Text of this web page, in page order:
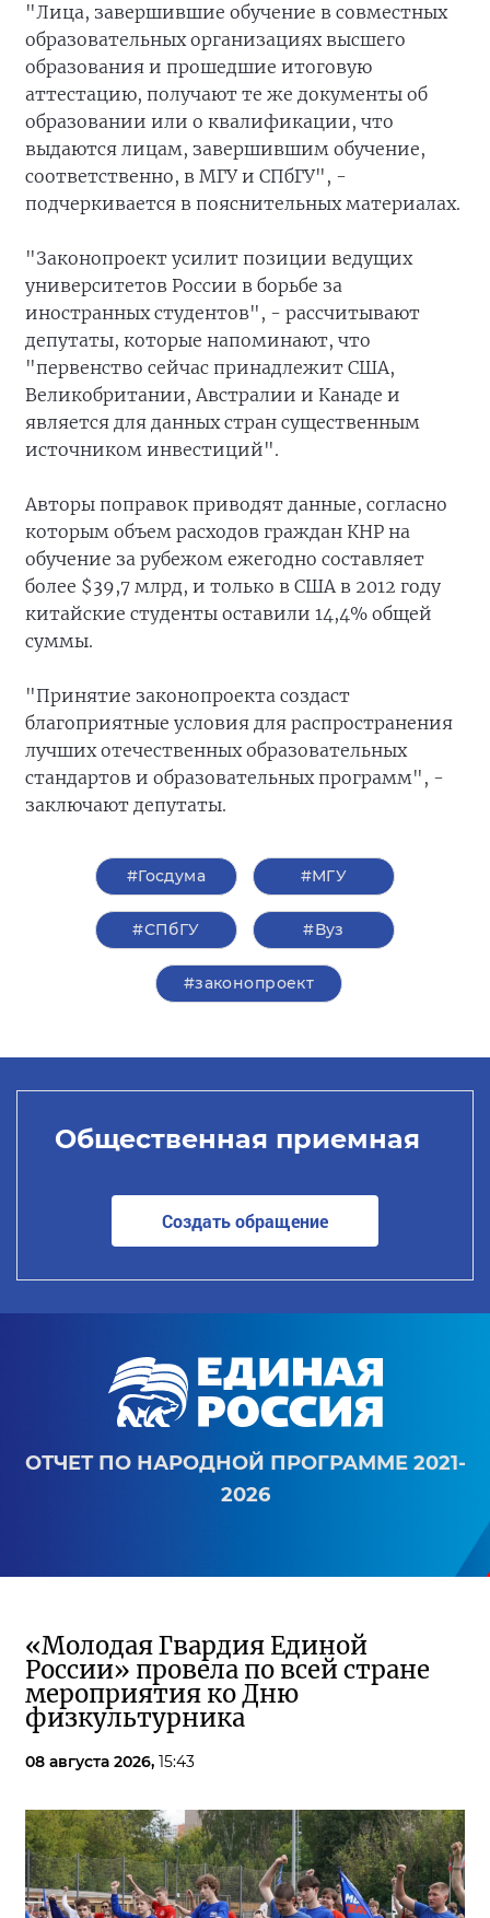
"Лица, завершившие обучение в совместных
образовательных организациях высшего
образования и прошедшие итоговую
аттестацию, получают те же документы об
образовании или о квалификации, что
выдаются лицам, завершившим обучение,
соответственно, в МГУ и СПбГУ", -
подчеркивается в пояснительных материалах.
"Законопроект усилит позиции ведущих
университетов России в борьбе за
иностранных студентов", - рассчитывают
депутаты, которые напоминают, что
"первенство сейчас принадлежит США,
Великобритании, Австралии и Канаде и
является для данных стран существенным
источником инвестиций".
Авторы поправок приводят данные, согласно
которым объем расходов граждан КНР на
обучение за рубежом ежегодно составляет
более $39,7 млрд, и только в США в 2012 году
китайские студенты оставили 14,4% общей
суммы.
"Принятие законопроекта создаст
благоприятные условия для распространения
лучших отечественных образовательных
стандартов и образовательных программ", -
заключают депутаты.
#Госдума #МГУ
#СПбГУ #Вуз
#законопроект
Общественная приемная
Создать обращение
ОТЧЕТ ПО НАРОДНОЙ ПРОГРАММЕ 2021-
2026
«Молодая Гвардия Единой
России» провела по всей стране
мероприятия ко Дню
физкультурника
08 августа 2026, 15:43